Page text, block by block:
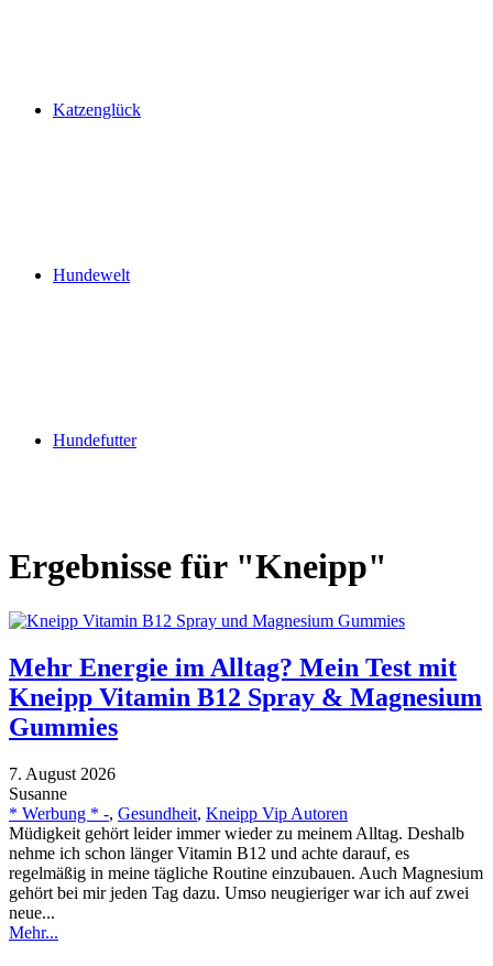
Katzenglück
Hundewelt
Hundefutter
Ergebnisse für "Kneipp"
Mehr Energie im Alltag? Mein Test mit
Kneipp Vitamin B12 Spray & Magnesium
Gummies
7. August 2026
Susanne
* Werbung * -, Gesundheit, Kneipp Vip Autoren
Müdigkeit gehört leider immer wieder zu meinem Alltag. Deshalb
nehme ich schon länger Vitamin B12 und achte darauf, es
regelmäßig in meine tägliche Routine einzubauen. Auch Magnesium
gehört bei mir jeden Tag dazu. Umso neugieriger war ich auf zwei
neue...
Mehr...